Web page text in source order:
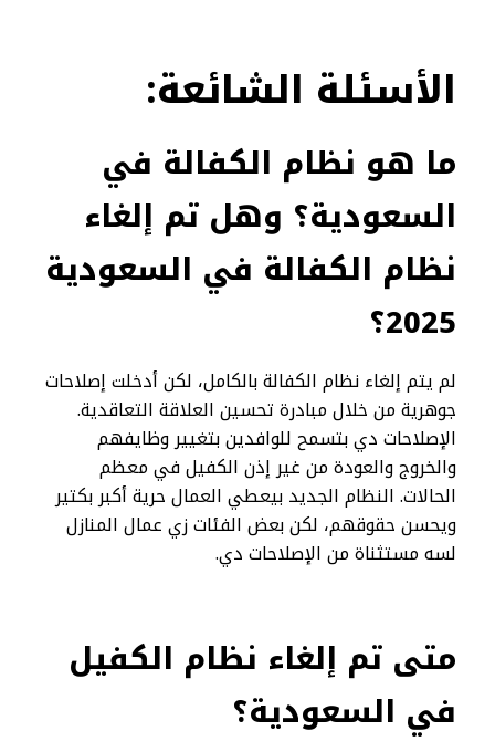
الأسئلة الشائعة:
ما هو نظام الكفالة في
السعودية؟ وهل تم إلغاء
نظام الكفالة في السعودية
2025؟
لم يتم إلغاء نظام الكفالة بالكامل، لكن أدخلت إصلاحات
جوهرية من خلال مبادرة تحسين العلاقة التعاقدية.
الإصلاحات دي بتسمح للوافدين بتغيير وظايفهم
والخروج والعودة من غير إذن الكفيل في معظم
الحالات. النظام الجديد بيعطي العمال حرية أكبر بكتير
ويحسن حقوقهم، لكن بعض الفئات زي عمال المنازل
لسه مستثناة من الإصلاحات دي.
متى تم إلغاء نظام الكفيل
في السعودية؟